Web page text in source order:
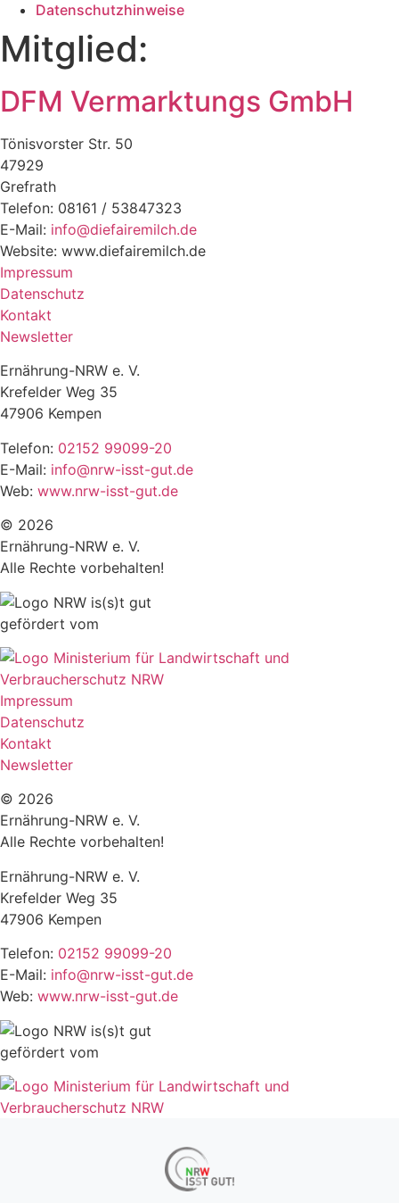
Datenschutzhinweise
Mitglied:
DFM Vermarktungs GmbH
Tönisvorster Str. 50
47929
Grefrath
Telefon: 08161 / 53847323
E-Mail: info@diefairemilch.de
Website: www.diefairemilch.de
Impressum
Datenschutz
Kontakt
Newsletter
Ernährung-NRW e. V.
Krefelder Weg 35
47906 Kempen
Telefon: 02152 99099-20
E-Mail: info@nrw-isst-gut.de
Web: www.nrw-isst-gut.de
© 2026
Ernährung-NRW e. V.
Alle Rechte vorbehalten!
gefördert vom
Impressum
Datenschutz
Kontakt
Newsletter
© 2026
Ernährung-NRW e. V.
Alle Rechte vorbehalten!
Ernährung-NRW e. V.
Krefelder Weg 35
47906 Kempen
Telefon: 02152 99099-20
E-Mail: info@nrw-isst-gut.de
Web: www.nrw-isst-gut.de
gefördert vom